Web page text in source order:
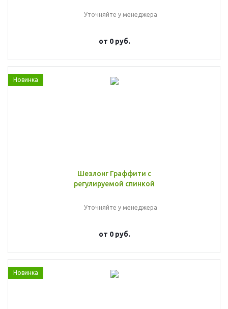
Уточняйте у менеджера
от 0 руб.
Новинка
Шезлонг Граффити с
регулируемой спинкой
Уточняйте у менеджера
от 0 руб.
Новинка